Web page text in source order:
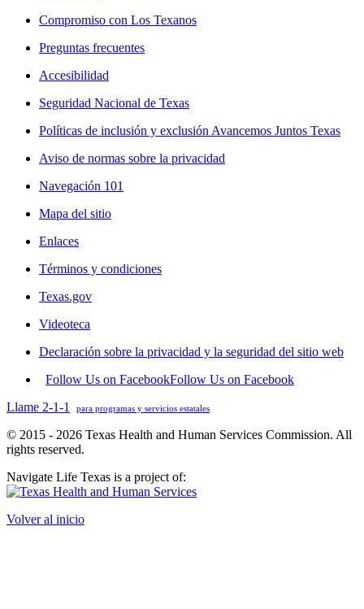
Compromiso con Los Texanos
Preguntas frecuentes
Accesibilidad
Seguridad Nacional de Texas
Políticas de inclusión y exclusión Avancemos Juntos Texas
Aviso de normas sobre la privacidad
Navegación 101
Mapa del sitio
Enlaces
Términos y condiciones
Texas.gov
Videoteca
Declaración sobre la privacidad y la seguridad del sitio web
Follow Us on FacebookFollow Us on Facebook
Llame 2-1-1
para programas y servicios estatales
© 2015 - 2026 Texas Health and Human Services Commission. All
rights reserved.
Navigate Life Texas is a project of:
Volver al inicio